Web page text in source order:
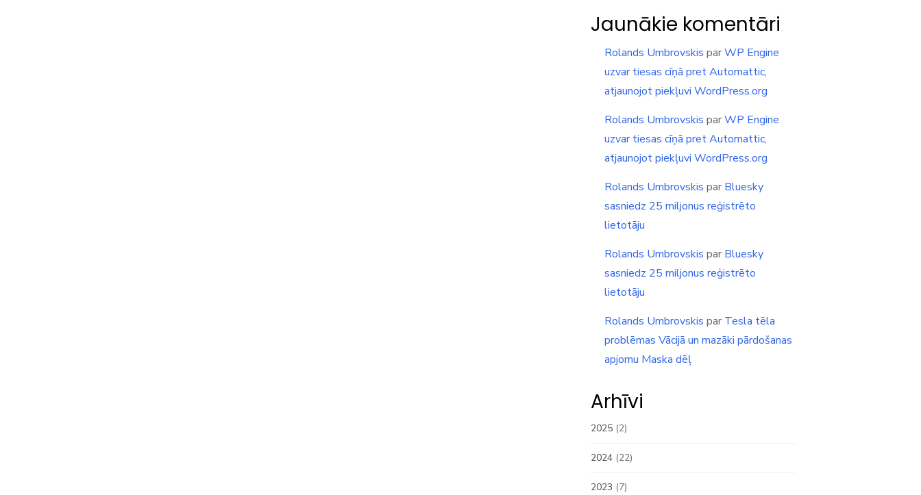
Jaunākie komentāri
Rolands Umbrovskis parWP Engine
uzvar tiesas cīņā pret Automattic,
atjaunojot piekļuvi WordPress.org
Rolands Umbrovskis parWP Engine
uzvar tiesas cīņā pret Automattic,
atjaunojot piekļuvi WordPress.org
Rolands Umbrovskis par Bluesky
sasniedz 25 miljonus reģistrēto
lietotāju
Rolands Umbrovskis par Bluesky
sasniedz 25 miljonus reģistrēto
lietotāju
Rolands Umbrovskis par Tesla tēla
problēmas Vācijā un mazāki pārdošanas
apjomu Maska dēļ
Arhīvi
2025 (2)
2024 (22)
2023 (7)